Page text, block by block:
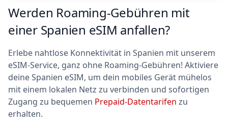
Werden Roaming-Gebühren mit
einer Spanien eSIM anfallen?
Erlebe nahtlose Konnektivität in Spanien mit unserem
eSIM-Service, ganz ohne Roaming-Gebühren! Aktiviere
deine Spanien eSIM, um dein mobiles Gerät mühelos
mit einem lokalen Netz zu verbinden und sofortigen
Zugang zu bequemen Prepaid-Datentarifen zu
erhalten.